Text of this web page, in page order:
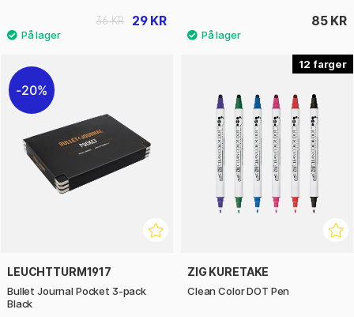
29 KR
36 KR 85 KR
20%
LEUCHTTURM1917
Bullet Journal Pocket 3-pack
Black
12
ZIG KURETAKE
Clean Color DOT Pen